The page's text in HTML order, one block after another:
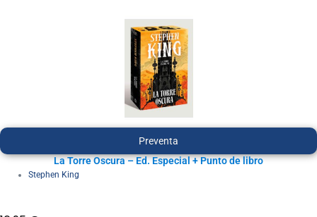
Preventa
La Torre Oscura – Ed. Especial + Punto de libro
Stephen King